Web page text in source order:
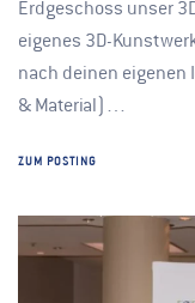
Erdgeschoss unser
eigenes 3D-
nach deinen
& Material)…
ZUM POSTING